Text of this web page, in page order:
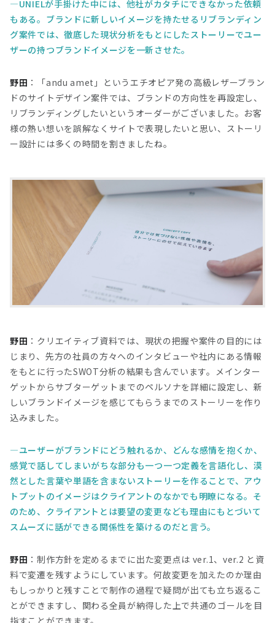
UNIELが手掛けた中には、他社がカタチにできなかった依頼
もある。ブランドに新しいイメージを持たせるリブランディン
グ案件では、徹底した現状分析をもとにしたストーリーでユー
ザーの持つブランドイメージを一新させた。
野田 ：「andu amet」というエチオピア発の高級レザーブラン
ドのサイトデザイン案件では、ブランドの方向性を再設定し、
リブランディングしたいというオーダーがございました。お客
様の熱い想いを誤解なくサイトで表現したいと思い、ストーリ
ー設計には多くの時間を割きましたね。
野田 ：クリエイティブ資料では、現状の把握や案件の目的には
じまり、先方の社員の方々へのインタビューや社内にある情報
をもとに行ったSWOT分析の結果も含んでいます。メインター
ゲットからサブターゲットまでのペルソナを詳細に設定し、新
しいブランドイメージを感じてもらうまでのストーリーを作り
込みました。
ユーザーがブランドにどう触れるか、どんな感情を抱くか、
感覚で話してしまいがちな部分も一つ一つ定義を言語化し、漠
然とした言葉や単語を含まないストーリーを作ることで、アウ
トプットのイメージはクライアントのなかでも明瞭になる。そ
のため、クライアントとは要望の変更なども理由にもとづいて
スムーズに話ができる関係性を築けるのだと言う。
野田 ：制作方針を定めるまでに出た変更点は ver.1、ver.2 と資
料で変遷を残すようにしています。何故変更を加えたのか理由
もしっかりと残すことで制作の過程で疑問が出ても立ち返るこ
とができますし、関わる全員が納得した上で共通のゴールを目
指すことができます。